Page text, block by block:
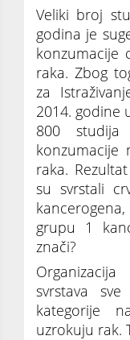
Veliki broj
godina je
konzumacije
raka. Zbog
za
2014. godine
800
konzumacije
raka.
su svrstali
grupu 1
znači?
svrstava
kategorije
uzrokuju rak.